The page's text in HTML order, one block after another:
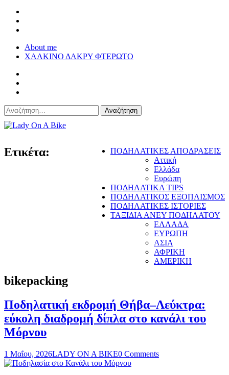
About me
ΧΑΛΚΙΝΟ ΔΑΚΡΥ ΦΤΕΡΩΤΟ
Αναζήτηση
για:
ΠΟΔΗΛΑΤΙΚΕΣ ΑΠΟΔΡΑΣΕΙΣ
Αττική
Ελλάδα
Ευρώπη
ΠΟΔΗΛΑΤΙΚΑ TIPS
ΠΟΔΗΛΑΤΙΚΟΣ ΕΞΟΠΛΙΣΜΟΣ
ΠΟΔΗΛΑΤΙΚΕΣ ΙΣΤΟΡΙΕΣ
ΤΑΞΙΔΙΑ ΑΝΕΥ ΠΟΔΗΛΑΤΟΥ
ΕΛΛΑΔΑ
ΕΥΡΩΠΗ
ΑΣΙΑ
ΑΦΡΙΚΗ
ΑΜΕΡΙΚΗ
Ετικέτα:
bikepacking
Ποδηλατική εκδρομή Θήβα–Λεύκτρα:
εύκολη διαδρομή δίπλα στο κανάλι του
Μόρνου
1 Μαΐου, 2026LADY ON A BIKE0 Comments